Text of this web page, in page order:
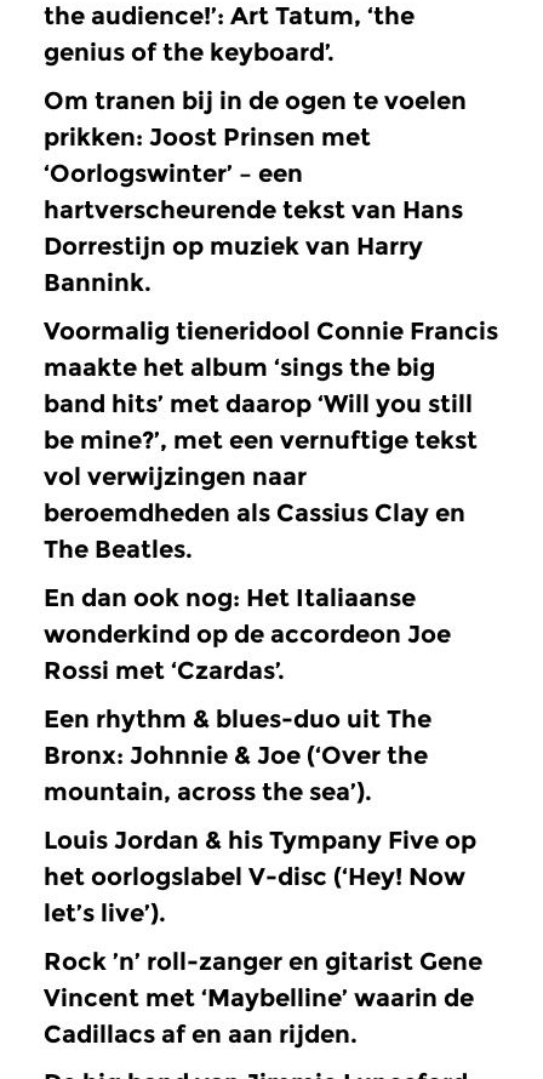
the audience!’: Art Tatum, ‘the
genius of the keyboard’.
Om tranen bij in de ogen te voelen
prikken: Joost Prinsen met
‘Oorlogswinter’ – een
hartverscheurende tekst van Hans
Dorrestijn op muziek van Harry
Bannink.
Voormalig tieneridool Connie Francis
maakte het album ‘sings the big
band hits’ met daarop ‘Will you still
be mine?’, met een vernuftige tekst
vol verwijzingen naar
beroemdheden als Cassius Clay en
The Beatles.
En dan ook nog: Het Italiaanse
wonderkind op de accordeon Joe
Rossi met ‘Czardas’.
Een rhythm & blues-duo uit The
Bronx: Johnnie & Joe (‘Over the
mountain, across the sea’).
Louis Jordan & his Tympany Five op
het oorlogslabel V-disc (‘Hey! Now
let’s live’).
Rock ’n’ roll-zanger en gitarist Gene
Vincent met ‘Maybelline’ waarin de
Cadillacs af en aan rijden.